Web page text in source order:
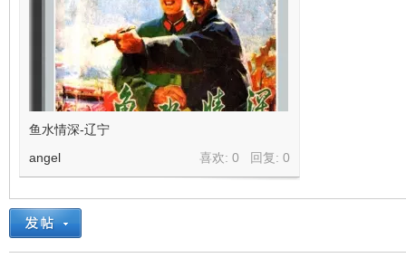
鱼水情深-辽宁
喜欢: 0 回复: 0
angel